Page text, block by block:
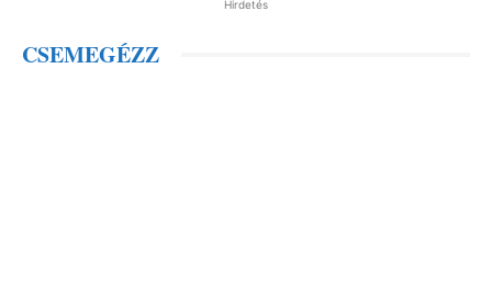
Hirdetés
CSEMEGÉZZ